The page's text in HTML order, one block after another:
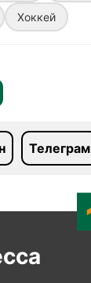
Хоккей
Телеграм